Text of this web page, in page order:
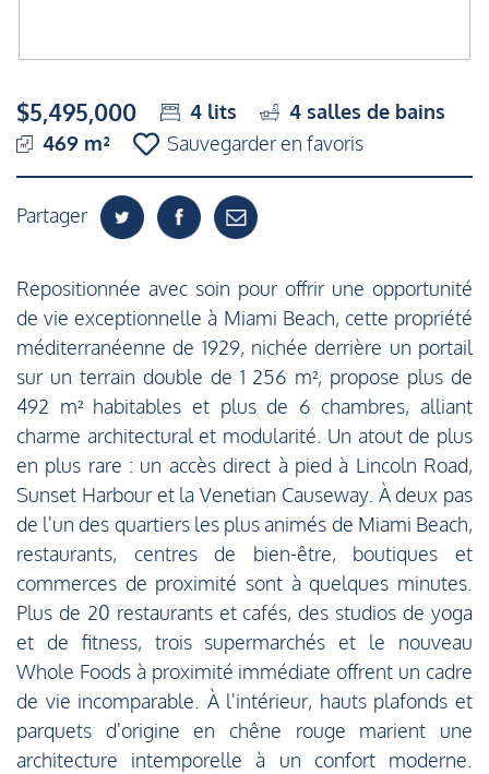
$5,495,000 4 lits 4 salles de bains
469 m²
Sauvegarder en favoris
Partager
Repositionnée avec soin pour offrir une opportunité
de vie exceptionnelle à Miami Beach, cette propriété
méditerranéenne de 1929, nichée derrière un portail
sur un terrain double de 1 256 m², propose plus de
492 m² habitables et plus de 6 chambres, alliant
charme architectural et modularité. Un atout de plus
en plus rare : un accès direct à pied à Lincoln Road,
Sunset Harbour et la Venetian Causeway. À deux pas
de l'un des quartiers les plus animés de Miami Beach,
restaurants, centres de bien-être, boutiques et
commerces de proximité sont à quelques minutes.
Plus de 20 restaurants et cafés, des studios de yoga
et de fitness, trois supermarchés et le nouveau
Whole Foods à proximité immédiate offrent un cadre
de vie incomparable. À l'intérieur, hauts plafonds et
parquets d'origine en chêne rouge marient une
architecture intemporelle à un confort moderne.